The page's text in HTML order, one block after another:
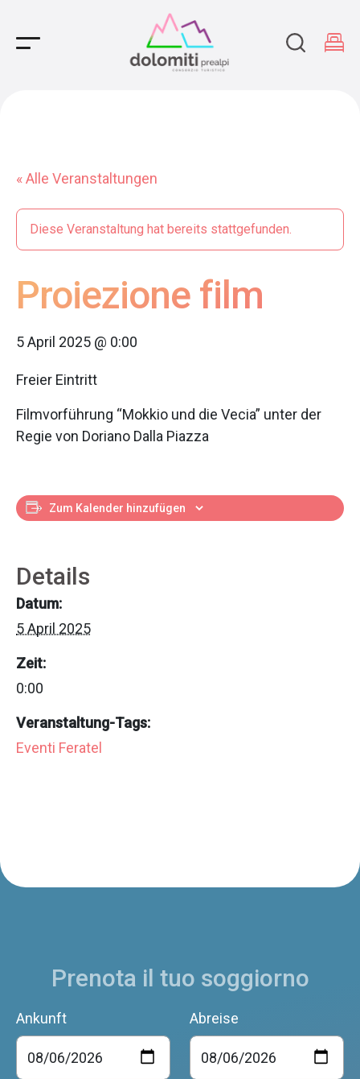
Main Navigation
« Alle Veranstaltungen
Diese Veranstaltung hat bereits stattgefunden.
Proiezione film
5 April 2025 @ 0:00
Freier Eintritt
Filmvorführung “Mokkio und die Vecia” unter der
Regie von Doriano Dalla Piazza
Zum Kalender hinzufügen
Details
Datum:
5 April 2025
Zeit:
0:00
Veranstaltung-Tags:
Eventi Feratel
Prenota il tuo soggiorno
Ankunft Abreise